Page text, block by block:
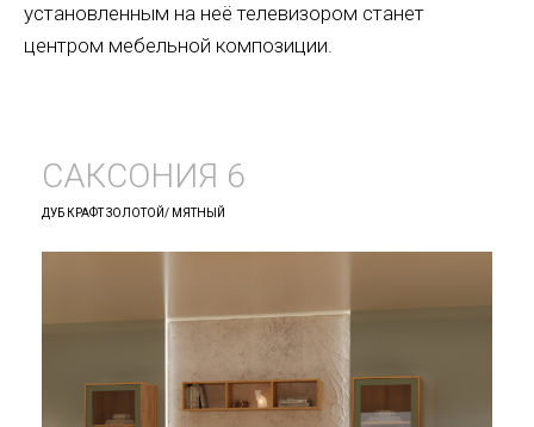
установленным на неё телевизором станет
центром мебельной композиции.
САКСОНИЯ 6
ДУБ КРАФТ ЗОЛОТОЙ/ МЯТНЫЙ